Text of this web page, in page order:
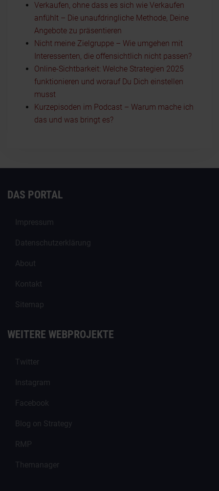
Verkaufen, ohne dass es sich wie Verkaufen
anfühlt – Die unaufdringliche Methode, Deine
Angebote zu präsentieren
Nicht meine Zielgruppe – Wie umgehen mit
Interessenten, die offensichtlich nicht passen?
Online-Sichtbarkeit: Welche Strategien 2025
funktionieren und worauf Du Dich einstellen
musst
Kurzepisoden im Podcast – Warum mache ich
das und was bringt es?
DAS PORTAL
Impressum
Datenschutzerklärung
About
Kontakt
Sitemap
WEITERE WEBPROJEKTE
Twitter
Instagram
Facebook
Blog on Strategy
RMP
Themanager